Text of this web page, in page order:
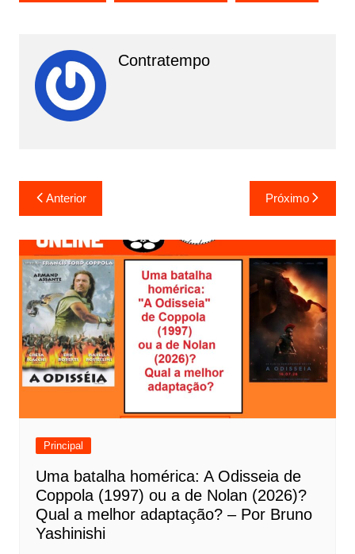
Contratempo
a
v
e
g
a
ç
ã
o
d
Anterior Próximo
Principal
Uma batalha homérica: A Odisseia de
Coppola (1997) ou a de Nolan (2026)?
Qual a melhor adaptação? – Por Bruno
Yashinishi